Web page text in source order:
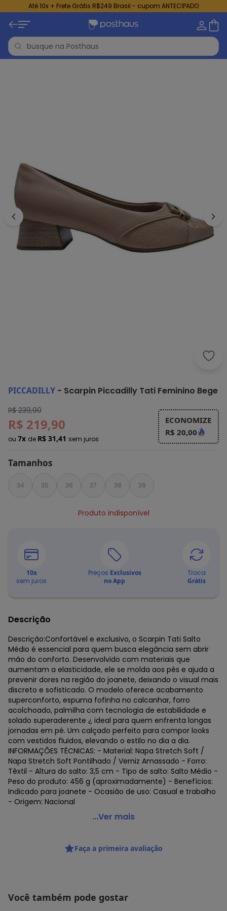
Até 10x + Frete Grátis R$249 Brasil - cupom ANTECIPADO
PICCADILLY - Scarpin Piccadilly Tati Feminino Bege
R$ 239,90
R$ 219,90
ou 7x de R$ 31,41 sem juros
ECONOMIZE
R$ 20,00
Tamanhos
34 35 36 37 38 39
Produto indisponível
10x
sem juros
Preços Exclusivos
no App
Troca
Grátis
Descrição
Descrição:Confortável e exclusivo, o Scarpin Tati Salto
Médio é essencial para quem busca elegância sem abrir
mão do conforto. Desenvolvido com materiais que
aumentam a elasticidade, ele se molda aos pés e ajuda a
prevenir dores na região do joanete, deixando o visual mais
discreto e sofisticado. O modelo oferece acabamento
superconforto, espuma fofinha no calcanhar, forro
acolchoado, palmilha com tecnologia de estabilidade e
solado superaderente ¿ ideal para quem enfrenta longas
jornadas em pé. Um calçado perfeito para compor looks
com vestidos fluidos, elevando o estilo no dia a dia.
INFORMAÇÕES TÉCNICAS: - Material: Napa Stretch Soft /
Napa Stretch Soft Pontilhado / Verniz Amassado - Forro:
Têxtil - Altura do salto: 3,5 cm - Tipo de salto: Salto Médio -
Peso do produto: 456 g (aproximadamente) - Benefícios:
Indicado para joanete - Ocasião de uso: Casual e trabalho
- Origem: Nacional
Piccadilly - Scarpin Piccadilly Tati Feminino Bege
...Ver mais
Faça a primeira avaliação
Você também pode gostar